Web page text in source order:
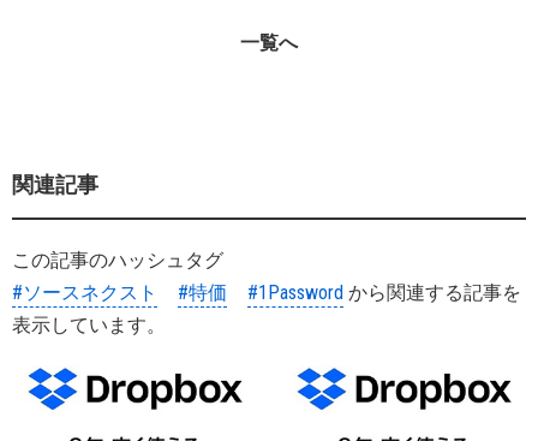
一覧へ
関連記事
この記事のハッシュタグ
#ソースネクスト
#特価 #1Password から関連する記事を
表示しています。